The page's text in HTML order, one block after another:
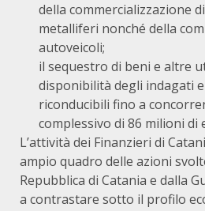
della commercializzazione
metalliferi nonché della
autoveicoli;
il sequestro di beni e altre
disponibilità degli indagati
riconducibili fino a
complessivo di 86 milioni di
L’attività dei Finanzieri di
ampio quadro delle azioni
Repubblica di Catania e dalla
a contrastare sotto il profilo